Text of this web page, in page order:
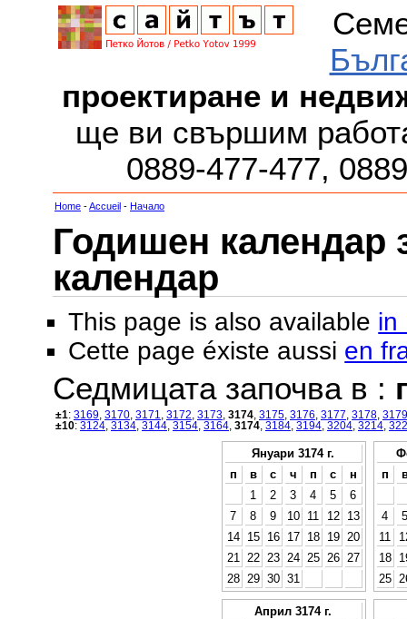
проектиране и
ще ви свършим
0889-477-477,
Home -Accueil - Начало
Годишен календар
календар
This page is also available in
Cette page éxiste aussi en
Седмицата започва в :
±1: 3169 3170 3171 3172 3173 3174 3175 3176 3177 3178 3179
±10: 3124 3134 3144 3154 3164 3174 3184 3194 3204 3214
Януари 3174 г.
п
в с ч п с
н
1
2 3 4 5
6
7
8 9 10 11 12
13
14
15 16 17 18 19
20
21
22 23 24 25 26
27
28
29 30 31
п
4
5
11
18
25
Април 3174 г.